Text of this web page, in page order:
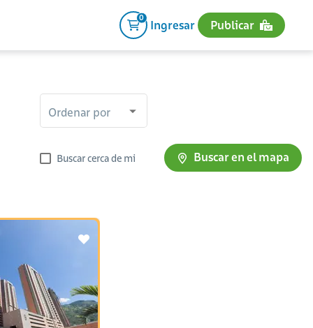
0
Ingresar Publicar
Ordenar por
Buscar cerca de mi Buscar en el mapa